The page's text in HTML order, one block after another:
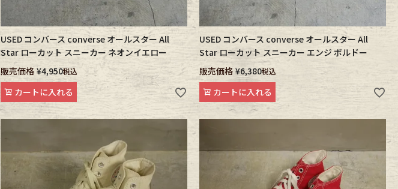
USED コンバース converse オールスター All
Star ローカット スニーカー ネオンイエロー
販売価格 ¥4,950税込
カートに入れる
USED コンバース converse オールスター All
Star ローカット スニーカー エンジ ボルドー
販売価格 ¥6,380税込
カートに入れる